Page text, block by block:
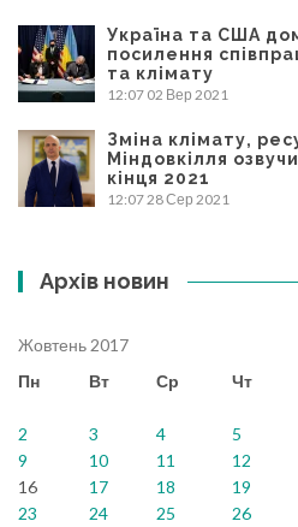
Україна та США
посилення
та клімату
12:07 02 Вер 2021
Зміна клімату,
Міндовкілля
кінця 2021
12:07 28 Сер 2021
Архів новин
Жовтень 2017
Пн
Вт Ср Чт
2
3 4 5
9
10 11 12
16
17 18 19
23
24 25 26